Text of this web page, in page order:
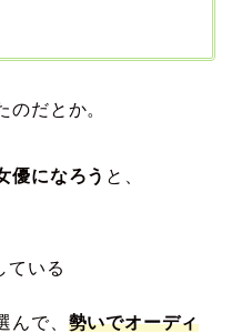
のだとか。
優になろう と、
ている
んで、 勢いでオーディ